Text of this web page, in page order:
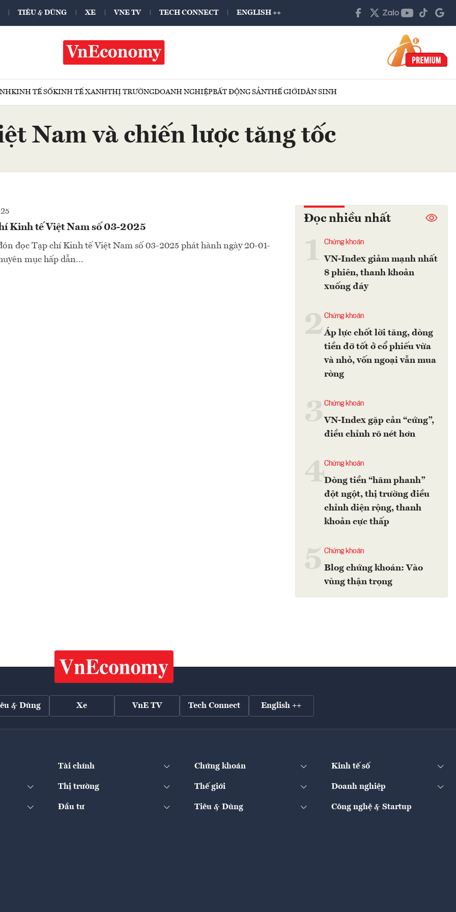
TIÊU & DÙNG XE VNE TV TECH CONNECT ENGLISH ++
KINH TẾ SỐKINH TẾ XANHTHỊ TRƯỜNGDOANH NGHIỆPBẤT ĐỘNG SẢNTHẾ GIỚIDÂN SINH
Nam và chiến lược tăng tốc
Kinh tế Việt Nam số 03-2025
đọc Tạp chí Kinh tế Việt Nam số 03-2025 phát hành ngày 20-01-
mục hấp dẫn...
Đọc nhiều nhất
Chứng khoán
VN-Index giảm mạnh nhất
8 phiên, thanh khoản
xuống đáy
2Chứng khoán
Áp lực chốt lời tăng, dòng
tiền đỡ tốt ở cổ phiếu vừa
và nhỏ, vốn ngoại vẫn mua
ròng
Chứng khoán
VN-Index gặp cản “cứng”,
điều chỉnh rõ nét hơn
4Chứng khoán
Dòng tiền “hãm phanh”
đột ngột, thị trường điều
chỉnh diện rộng, thanh
khoản cực thấp
Chứng khoán
Blog chứng khoán: Vào
vùng thận trọng
& Dùng Xe VnE TV Tech Connect English ++
Tài chính Chứng khoán Kinh tế số
Thị trường Thế giới Doanh nghiệp
Đầu tư Tiêu & Dùng Công nghệ & Startup